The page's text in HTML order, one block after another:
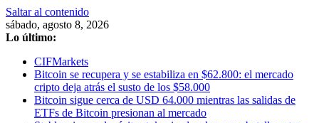
Saltar al contenido
sábado, agosto 8, 2026
Lo último:
CIFMarkets
Bitcoin se recupera y se estabiliza en $62.800: el mercado
cripto deja atrás el susto de los $58.000
Bitcoin sigue cerca de USD 64.000 mientras las salidas de
ETFs de Bitcoin presionan al mercado